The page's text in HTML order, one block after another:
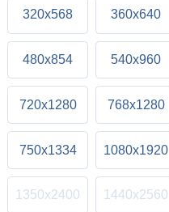
320x568 360x640
480x854 540x960
720x1280 768x1280
750x1334 1080x1920
1350x2400 1440x2560